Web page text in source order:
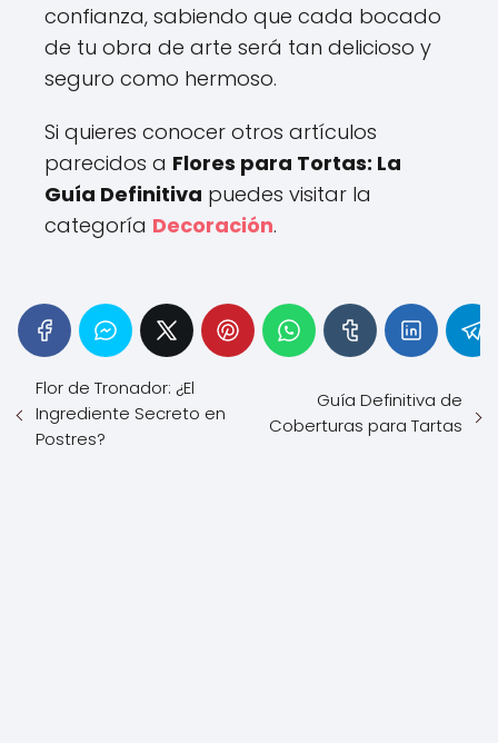
confianza, sabiendo que cada bocado
de tu obra de arte será tan delicioso y
seguro como hermoso.
Si quieres conocer otros artículos
parecidos a Flores para Tortas: La
Guía Definitiva puedes visitar la
categoría Decoración.
Flor de Tronador: ¿El
Ingrediente Secreto en
Postres?
Guía Definitiva de
Coberturas para Tartas